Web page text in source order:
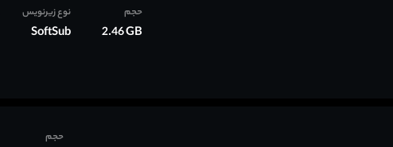
حجم
2.46 GB
نوع زیرنویس
SoftSub
حجم